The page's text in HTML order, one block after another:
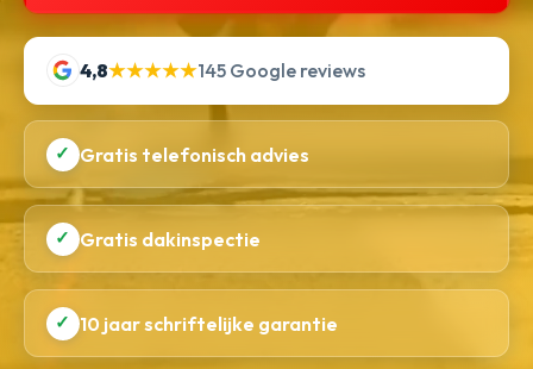
4,8★★★★★145 Google reviews
✓ Gratis telefonisch advies
✓ Gratis dakinspectie
✓ 10 jaar schriftelijke garantie